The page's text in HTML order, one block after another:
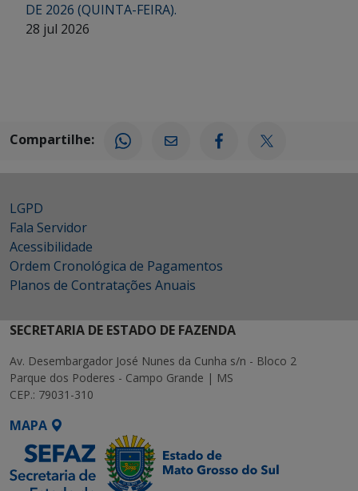
DE 2026 (QUINTA-FEIRA).
28 jul 2026
Compartilhe:
LGPD
Fala Servidor
Acessibilidade
Ordem Cronológica de Pagamentos
Planos de Contratações Anuais
SECRETARIA DE ESTADO DE FAZENDA
Av. Desembargador José Nunes da Cunha s/n - Bloco 2
Parque dos Poderes - Campo Grande | MS
CEP.: 79031-310
MAPA